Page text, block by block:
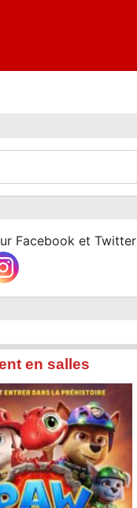
Facebook et Twitter
en salles